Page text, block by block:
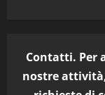
Contatti. Per
nostre